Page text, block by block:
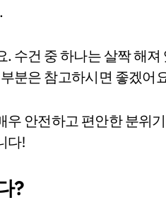
수건 중 하나는 살짝 해
분은 참고하시면 좋겠어
안전하고 편안한 분위
다!
?